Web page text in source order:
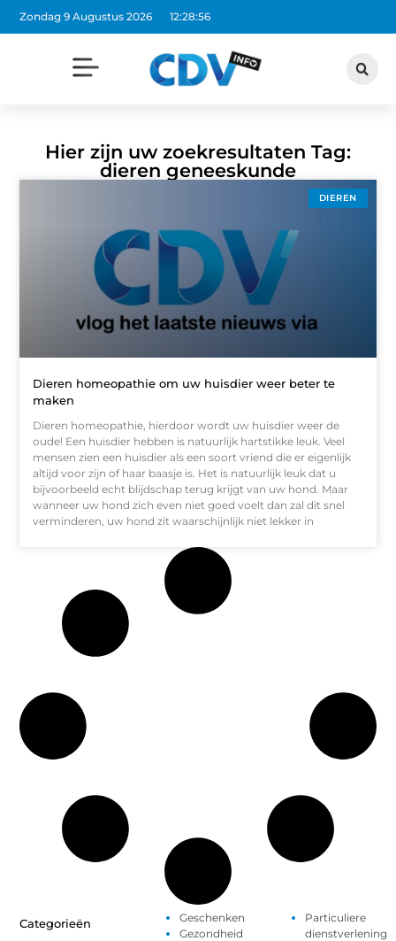
Zondag 9 Augustus 2026 12:28:56
Hier zijn uw zoekresultaten Tag:
dieren geneeskunde
DIEREN
Dieren homeopathie om uw huisdier weer beter te
maken
Dieren homeopathie, hierdoor wordt uw huisdier weer de
oude! Een huisdier hebben is natuurlijk hartstikke leuk. Veel
mensen zien een huisdier als een soort vriend die er eigenlijk
altijd voor zijn of haar baasje is. Het is natuurlijk leuk dat u
bijvoorbeeld echt blijdschap terug krijgt van uw hond. Maar
wanneer uw hond zich even niet goed voelt dan zal dit snel
verminderen, uw hond zit waarschijnlijk niet lekker in
Categorieën
Geschenken
Gezondheid
Particuliere
dienstverlening